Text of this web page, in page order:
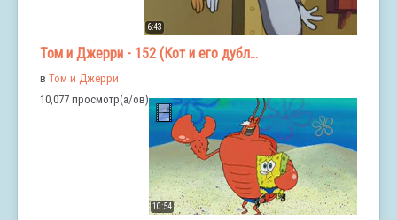
6:43
Том и Джерри - 152 (Кот и его дубл...
в Том и Джерри
10,077 просмотр(а/ов)
10:54